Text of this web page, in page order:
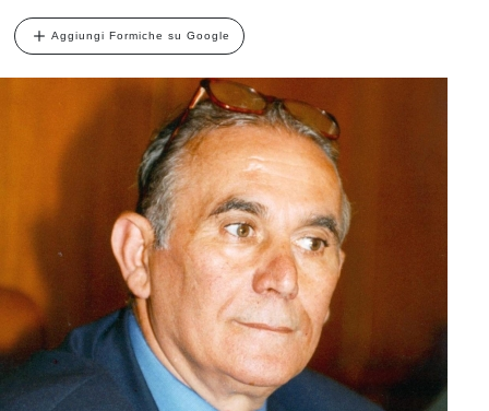
Aggiungi Formiche su Google